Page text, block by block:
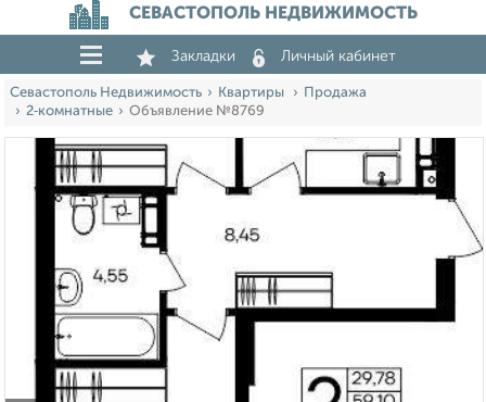
СЕВАСТОПОЛЬ НЕДВИЖИМОСТЬ
Закладки Личный кабинет
Севастополь Недвижимость Квартиры
Продажа
2‑комнатные
Объявление №8769